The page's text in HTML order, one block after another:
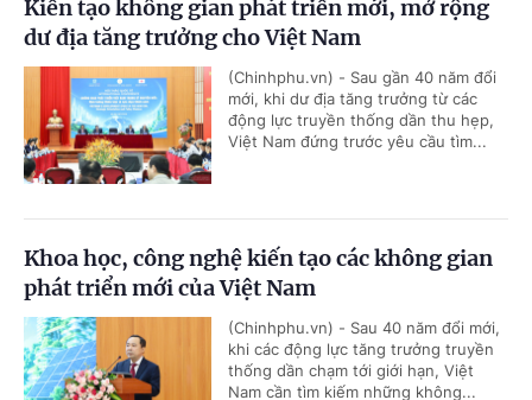
Kiến tạo không gian phát triển mới, mở rộng
dư địa tăng trưởng cho Việt Nam
(Chinhphu.vn) - Sau gần 40 năm đổi
mới, khi dư địa tăng trưởng từ các
động lực truyền thống dần thu hẹp,
Việt Nam đứng trước yêu cầu tìm...
Khoa học, công nghệ kiến tạo các không gian
phát triển mới của Việt Nam
(Chinhphu.vn) - Sau 40 năm đổi mới,
khi các động lực tăng trưởng truyền
thống dần chạm tới giới hạn, Việt
Nam cần tìm kiếm những không...